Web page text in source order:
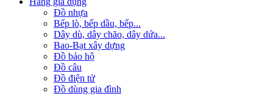
Đồ nhựa
Bếp lò, bếp dầu, bếp...
Dây dù, dây chão, dây dứa...
Bao-Bạt xây dựng
Đồ bảo hộ
Đồ câu
Đồ điện tử
Đồ dùng gia đình